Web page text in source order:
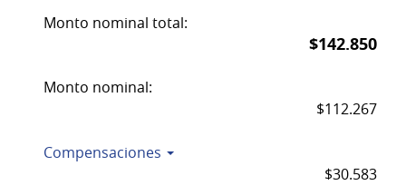
Monto nominal total:
$142.850
Monto nominal:
$112.267
Compensaciones
$30.583